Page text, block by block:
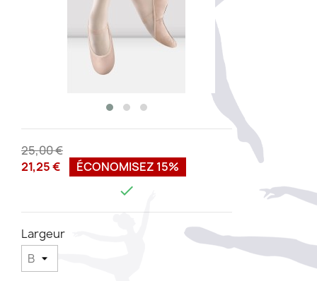
25,00 €
21,25 €
ÉCONOMISEZ 15%

Largeur